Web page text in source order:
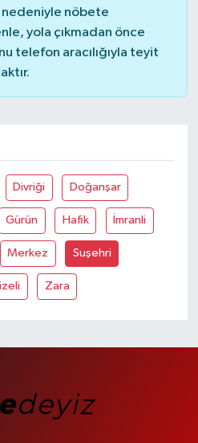
nöbete
yola çıkmadan önce
telefon aracılığıyla teyit
Divriği Doğanşar
Gürün Hafik İmranli
Merkez Suşehri
Zara